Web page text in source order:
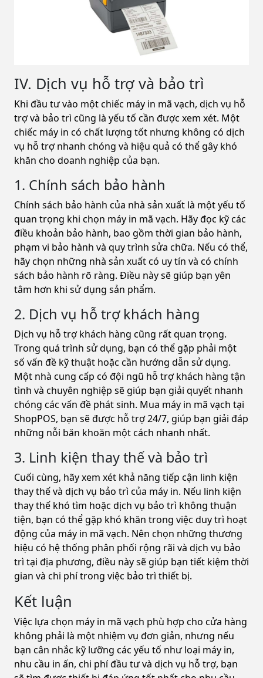
IV. Dịch vụ hỗ trợ và bảo trì
Khi đầu tư vào một chiếc máy in mã vạch, dịch vụ hỗ
trợ và bảo trì cũng là yếu tố cần được xem xét. Một
chiếc máy in có chất lượng tốt nhưng không có dịch
vụ hỗ trợ nhanh chóng và hiệu quả có thể gây khó
khăn cho doanh nghiệp của bạn.
1. Chính sách bảo hành
Chính sách bảo hành của nhà sản xuất là một yếu tố
quan trọng khi chọn máy in mã vạch. Hãy đọc kỹ các
điều khoản bảo hành, bao gồm thời gian bảo hành,
phạm vi bảo hành và quy trình sửa chữa. Nếu có thể,
hãy chọn những nhà sản xuất có uy tín và có chính
sách bảo hành rõ ràng. Điều này sẽ giúp bạn yên
tâm hơn khi sử dụng sản phẩm.
2. Dịch vụ hỗ trợ khách hàng
Dịch vụ hỗ trợ khách hàng cũng rất quan trọng.
Trong quá trình sử dụng, bạn có thể gặp phải một
số vấn đề kỹ thuật hoặc cần hướng dẫn sử dụng.
Một nhà cung cấp có đội ngũ hỗ trợ khách hàng tận
tình và chuyên nghiệp sẽ giúp bạn giải quyết nhanh
chóng các vấn đề phát sinh. Mua máy in mã vạch tại
ShopPOS, bạn sẽ được hỗ trợ 24/7, giúp bạn giải đáp
những nỗi băn khoăn một cách nhanh nhất.
3. Linh kiện thay thế và bảo trì
Cuối cùng, hãy xem xét khả năng tiếp cận linh kiện
thay thế và dịch vụ bảo trì của máy in. Nếu linh kiện
thay thế khó tìm hoặc dịch vụ bảo trì không thuận
tiện, bạn có thể gặp khó khăn trong việc duy trì hoạt
động của máy in mã vạch. Nên chọn những thương
hiệu có hệ thống phân phối rộng rãi và dịch vụ bảo
trì tại địa phương, điều này sẽ giúp bạn tiết kiệm thời
gian và chi phí trong việc bảo trì thiết bị.
Kết luận
Việc lựa chọn máy in mã vạch phù hợp cho cửa hàng
không phải là một nhiệm vụ đơn giản, nhưng nếu
bạn cân nhắc kỹ lưỡng các yếu tố như loại máy in,
nhu cầu in ấn, chi phí đầu tư và dịch vụ hỗ trợ, bạn